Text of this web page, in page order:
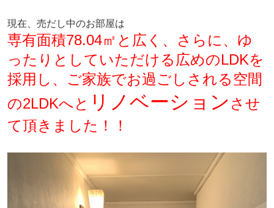
現在、売だし中のお部屋は
専有面積78.04㎡と広く、さらに、ゆ
ったりとしていただける広めのLDKを
採用し、ご家族でお過ごしされる空間
の2LDKへと リノベーション させ
て頂きました！！